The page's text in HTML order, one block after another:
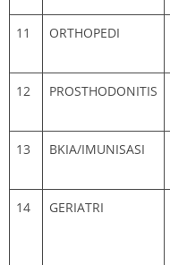
11 ORTHOPEDI
12 PROSTHODONITIS
13 BKIA/IMUNISASI
14 GERIATRI